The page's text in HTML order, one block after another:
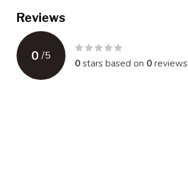
Reviews
0 /5
0stars based on 0reviews